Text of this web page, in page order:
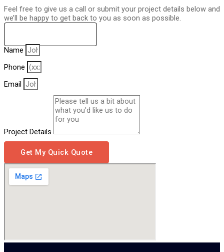
Feel free to give us a call or submit your project details below and
we’ll be happy to get back to you as soon as possible.
Name
Phone
Email
Project Details
Get My Quick Quote